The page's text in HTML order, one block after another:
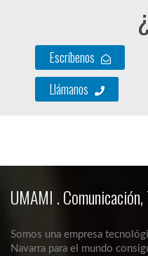
Escríbenos
Llámanos
UMAMI .
Somos una empresa
Navarra para el mundo